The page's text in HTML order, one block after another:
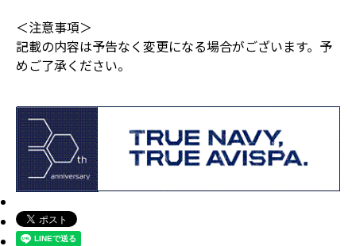
＜注意事項＞
記載の内容は予告なく変更になる場合がございます。予
めご了承ください。